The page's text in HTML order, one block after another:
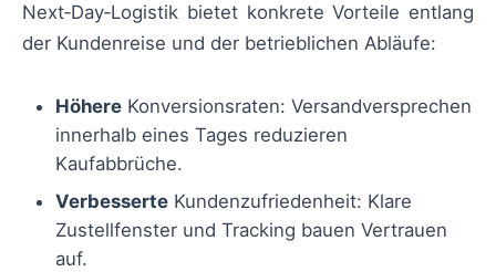
Next‑Day‑Logistik bietet konkrete Vorteile entlang
der Kundenreise und der betrieblichen Abläufe:
Höhere Konversionsraten: Versandversprechen
innerhalb eines Tages reduzieren
Kaufabbrüche.
Verbesserte Kundenzufriedenheit: Klare
Zustellfenster und Tracking bauen Vertrauen
auf.